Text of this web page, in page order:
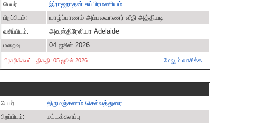
பெயர்:
இராஜநாதன் சுப்பிரமணியம்
பிறப்பிடம்: யாழ்ப்பாணம் அம்பலவாணர் வீதி அத்தியடி
வசிப்பிடம்: அவுஸ்திரேலியா Adelaide
மறைவு: 04 ஜூன் 2026
பிரசுரிக்கபட்ட திகதி: 05 ஜூன் 2026 மேலும் வாசிக்க...
பெயர்:
திருமஞ்சணம் செல்லத்துரை
பிறப்பிடம்: மட்டக்களப்பு